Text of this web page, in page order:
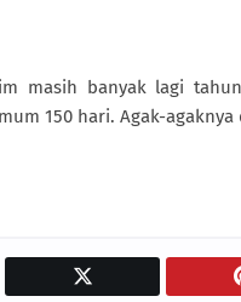
masih banyak lagi
150 hari. Agak-